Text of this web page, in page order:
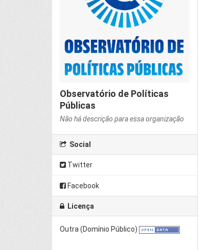
Observatório de Políticas
Públicas
Não há descrição para essa organização
Social
Twitter
Facebook
Licença
Outra (Domínio Público)